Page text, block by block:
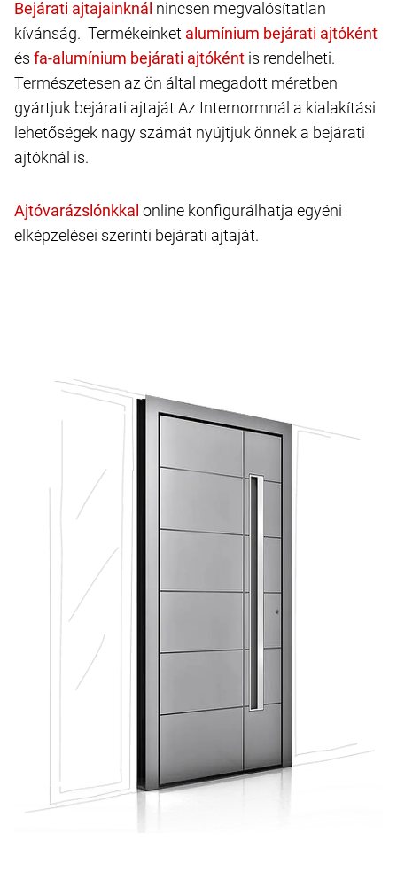
nincsen megvalósítatlan
kívánság. Termékeinket
és
is rendelheti.
Természetesen az ön által megadott méretben
gyártjuk bejárati ajtaját Az Internormnál a kialakítási
lehetőségek nagy számát nyújtjuk önnek a bejárati
ajtóknál is.
online konfigurálhatja egyéni
elképzelései szerinti bejárati ajtaját.